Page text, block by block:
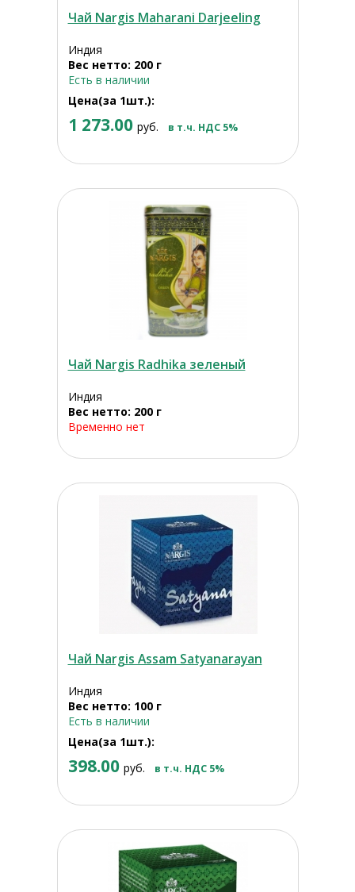
Чай Nargis Maharani Darjeeling
Индия
Вес нетто: 200 г
Есть в наличии
Цена(за 1шт.):
1 273.00 руб. в т.ч. НДС 5%
Чай Nargis Radhika зеленый
Индия
Вес нетто: 200 г
Временно нет
Чай Nargis Assam Satyanarayan
Индия
Вес нетто: 100 г
Есть в наличии
Цена(за 1шт.):
398.00 руб. в т.ч. НДС 5%